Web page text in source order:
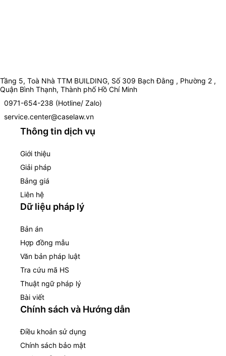
Tầng 5, Toà Nhà TTM BUILDING, Số 309 Bạch Đằng , Phường 2 ,
Quận Bình Thạnh, Thành phố Hồ Chí Minh
0971-654-238 (Hotline/ Zalo)
service.center@caselaw.vn
Thông tin dịch vụ
Giới thiệu
Giải pháp
Bảng giá
Liên hệ
Dữ liệu pháp lý
Bản án
Hợp đồng mẫu
Văn bản pháp luật
Tra cứu mã HS
Thuật ngữ pháp lý
Bài viết
Chính sách và Hướng dẫn
Điều khoản sử dụng
Chính sách bảo mật